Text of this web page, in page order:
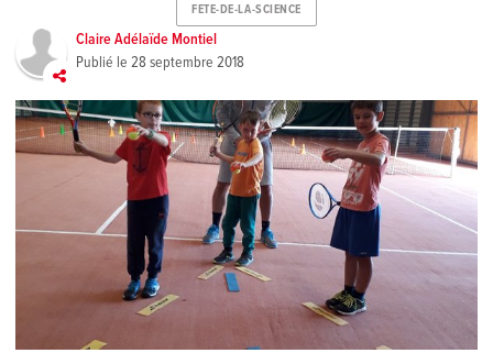
FETE-DE-LA-SCIENCE
Claire Adélaïde Montiel
Publié le28 septembre 2018